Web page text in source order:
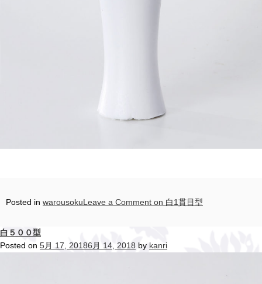
Posted in warousokuLeave a Comment on 白1貫目型
白５００型
Posted on 5月 17, 20186月 14, 2018 by kanri